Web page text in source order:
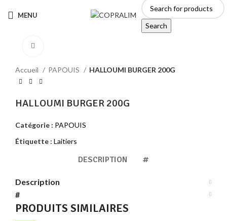
MENU
Search
Accueil PAPOUIS HALLOUMI BURGER 200G
HALLOUMI BURGER 200G
Catégorie : PAPOUIS
Étiquette : Laitiers
DESCRIPTION #
Description
#
PRODUITS SIMILAIRES